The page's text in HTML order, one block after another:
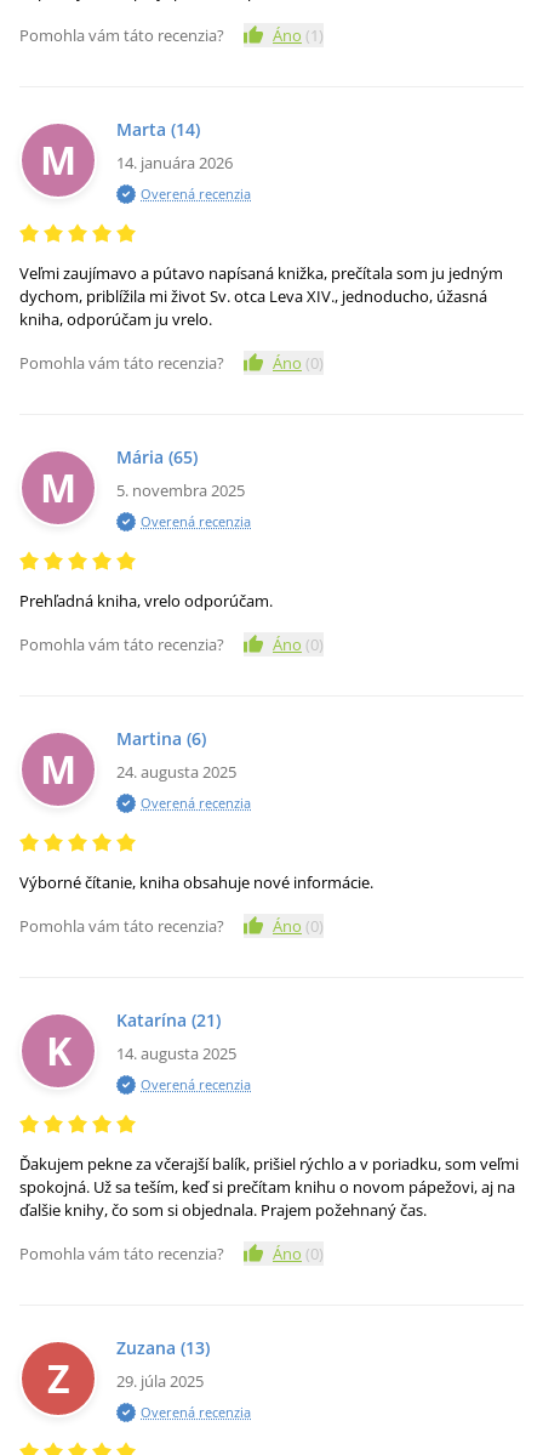
Pomohla vám táto recenzia?
Áno (1)
M
Marta (14)
14. januára 2026
Overená recenzia
Veľmi zaujímavo a pútavo napísaná knižka, prečítala som ju jedným
dychom, priblížila mi život Sv. otca Leva XIV., jednoducho, úžasná
kniha, odporúčam ju vrelo.
Pomohla vám táto recenzia?
Áno (0)
M
Mária (65)
5. novembra 2025
Overená recenzia
Prehľadná kniha, vrelo odporúčam.
Pomohla vám táto recenzia?
Áno (0)
M
Martina (6)
24. augusta 2025
Overená recenzia
Výborné čítanie, kniha obsahuje nové informácie.
Pomohla vám táto recenzia?
Áno (0)
K
Katarína (21)
14. augusta 2025
Overená recenzia
Ďakujem pekne za včerajší balík, prišiel rýchlo a v poriadku, som veľmi
spokojná. Už sa teším, keď si prečítam knihu o novom pápežovi, aj na
ďalšie knihy, čo som si objednala. Prajem požehnaný čas.
Pomohla vám táto recenzia?
Áno (0)
Z
Zuzana (13)
29. júla 2025
Overená recenzia
5% zľava
Chcem dostávať informácie o
novinkách a zľavách.
Informácie sú určené pre osoby staršie ako